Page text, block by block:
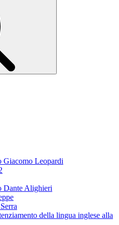
Giacomo Leopardi
Dante Alighieri
della lingua inglese alla